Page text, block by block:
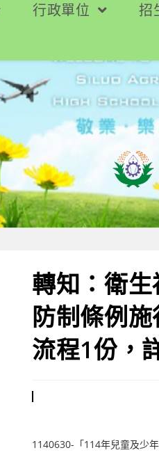
行政單位 招
轉知：衛
防制條例
流程1份，
1140630-「114年兒童及少